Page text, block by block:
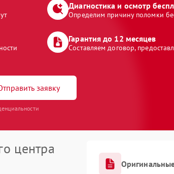
Диагностика и осмотр
Определим причину поломки
Гарантия до 12 месяцев
Составляем договор,
заявку
центра